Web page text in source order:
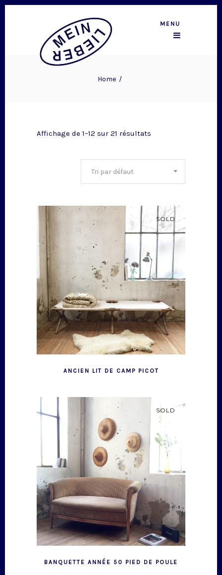
MENU
Home/
Affichage de 1–12 sur 21 résultats
Tri par défaut
SOLD
ANCIEN LIT DE CAMP PICOT
SOLD
BANQUETTE ANNÉE 50 PIED DE POULE